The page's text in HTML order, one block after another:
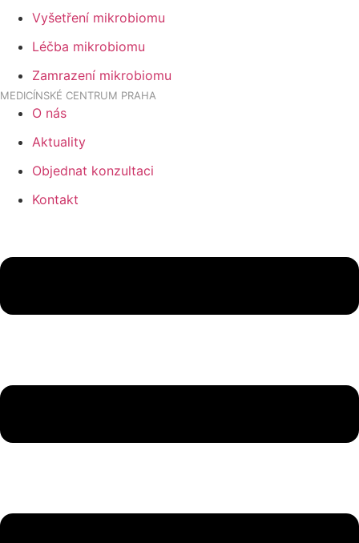
Vyšetření mikrobiomu
Léčba mikrobiomu
Zamrazení mikrobiomu
MEDICÍNSKÉ CENTRUM PRAHA
O nás
Aktuality
Objednat konzultaci
Kontakt